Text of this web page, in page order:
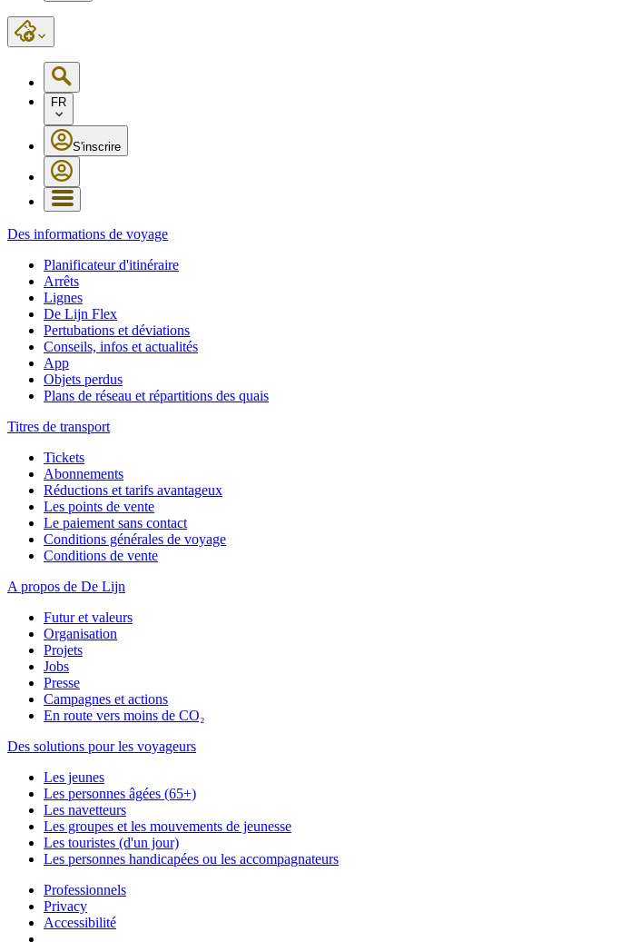
FR
S'inscrire
Des informations de voyage
Planificateur d'itinéraire
Arrêts
Lignes
De Lijn Flex
Pertubations et déviations
Conseils, infos et actualités
App
Objets perdus
Plans de réseau et répartitions des quais
Titres de transport
Tickets
Abonnements
Réductions et tarifs avantageux
Les points de vente
Le paiement sans contact
Conditions générales de voyage
Conditions de vente
A propos de De Lijn
Futur et valeurs
Organisation
Projets
Jobs
Presse
Campagnes et actions
En route vers moins de CO₂
Des solutions pour les voyageurs
Les jeunes
Les personnes âgées (65+)
Les navetteurs
Les groupes et les mouvements de jeunesse
Les touristes (d'un jour)
Les personnes handicapées ou les accompagnateurs
Professionnels
Privacy
Accessibilité